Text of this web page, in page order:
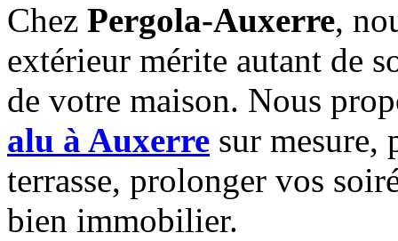
Chez Pergola-Auxerre,
extérieur mérite autant de
de votre maison. Nous
alu à Auxerre sur mesure,
terrasse, prolonger vos
bien immobilier.